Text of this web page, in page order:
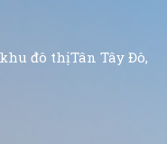
đô thịTân Tây Đô,